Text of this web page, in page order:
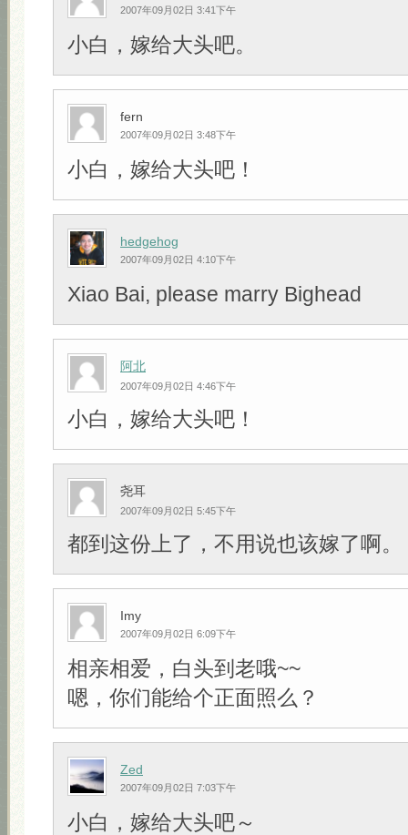
2007年09月02日 3:41下午
小白，嫁给大头吧。
fern
2007年09月02日 3:48下午
小白，嫁给大头吧！
hedgehog
2007年09月02日 4:10下午
Xiao Bai, please marry Bighead
阿北
2007年09月02日 4:46下午
小白，嫁给大头吧！
尧耳
2007年09月02日 5:45下午
都到这份上了，不用说也该嫁了啊。
Imy
2007年09月02日 6:09下午
相亲相爱，白头到老哦~~
嗯，你们能给个正面照么？
Zed
2007年09月02日 7:03下午
小白，嫁给大头吧～